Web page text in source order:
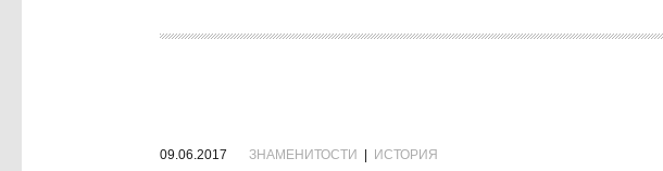
09.06.2017 ЗНАМЕНИТОСТИ ИСТОРИЯ